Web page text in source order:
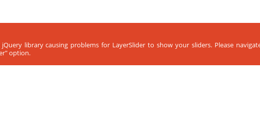
library causing problems for LayerSlider to show your sliders. Please
option.